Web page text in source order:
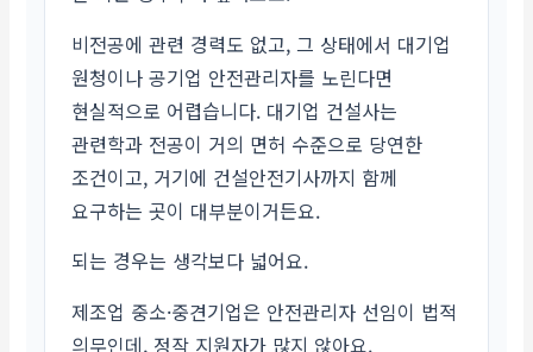
비전공에 관련 경력도 없고, 그 상태에서 대기업
원청이나 공기업 안전관리자를 노린다면
현실적으로 어렵습니다. 대기업 건설사는
관련학과 전공이 거의 면허 수준으로 당연한
조건이고, 거기에 건설안전기사까지 함께
요구하는 곳이 대부분이거든요.
되는 경우는 생각보다 넓어요.
제조업 중소·중견기업은 안전관리자 선임이 법적
의무인데, 정작 지원자가 많지 않아요.